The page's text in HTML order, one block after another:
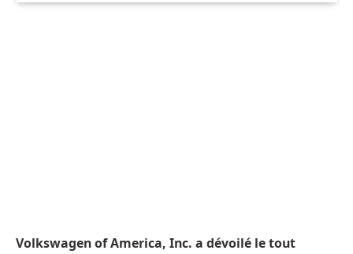
Volkswagen of America, Inc. a dévoilé le tout